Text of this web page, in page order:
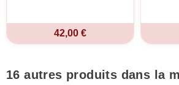
42,00 €
16 autres produits dans la